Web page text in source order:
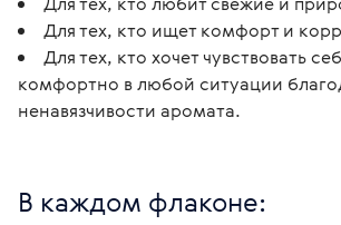
Для тех, кто ищет комфорт и
Для тех, кто хочет чувствовать
комфортно в любой ситуации
ненавязчивости аромата.
В каждом флаконе: